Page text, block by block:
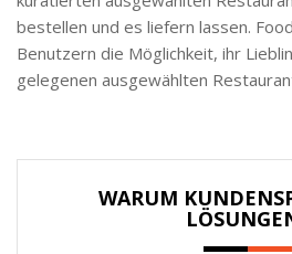
bestellen und es liefern lassen.
Benutzern die Möglichkeit, ihr
gelegenen ausgewählten
WARUM